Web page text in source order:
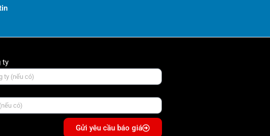
ty
Gửi yêu cầu báo giá